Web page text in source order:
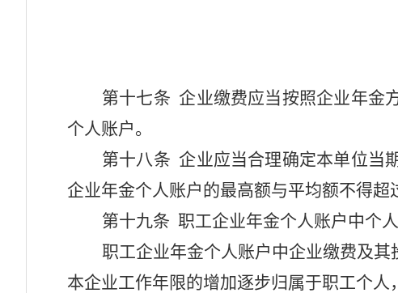
第十七条 企业缴费应当按照企业年金
个人账户。
第十八条 企业应当合理确定本单位当
企业年金个人账户的最高额与平均额不得超
第十九条 职工企业年金个人账户中个
职工企业年金个人账户中企业缴费及
本企业工作年限的增加逐步归属于职工个人